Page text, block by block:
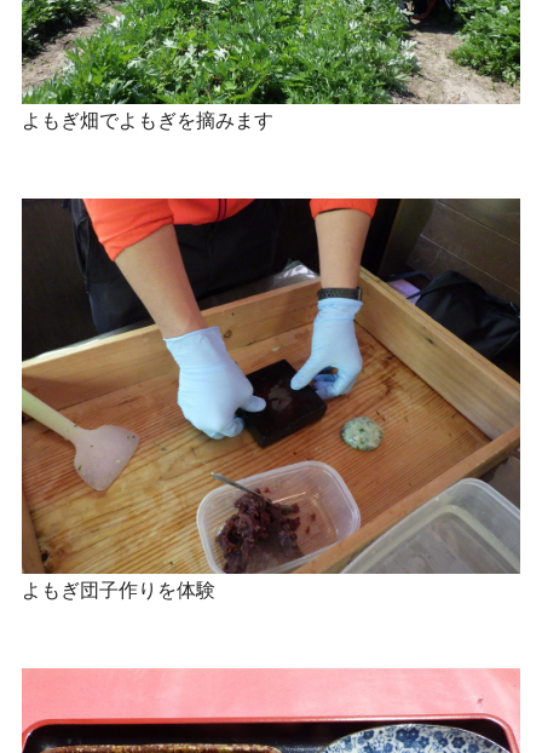
よもぎ畑でよもぎを摘みます
よもぎ団子作りを体験